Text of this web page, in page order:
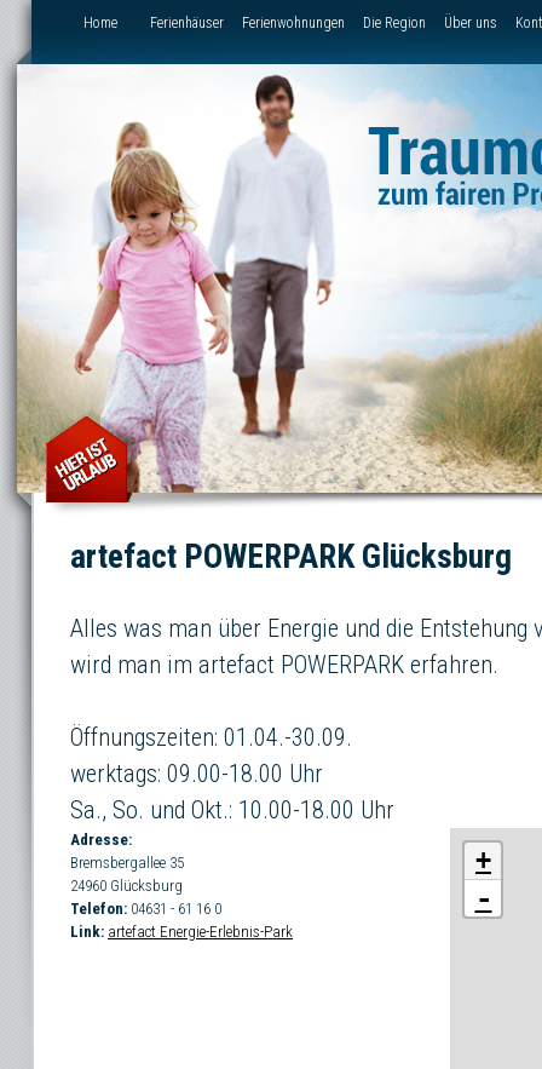
Direkt zum Inhalt
Home Ferienhäuser Ferienwohnungen Die Region Über uns
artefact POWERPARK Glücksburg
Alles was man über Energie und die Entstehung
wird man im artefact POWERPARK erfahren.
Öffnungszeiten: 01.04.-30.09.
werktags: 09.00-18.00 Uhr
Sa., So. und Okt.: 10.00-18.00 Uhr
Adresse:
Bremsbergallee 35
24960 Glücksburg
Telefon: 04631 - 61 16 0
Link: artefact Energie-Erlebnis-Park
+
-